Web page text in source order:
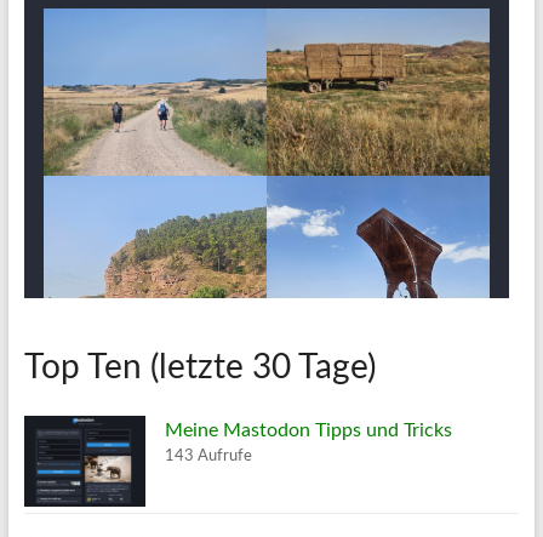
Top Ten (letzte 30 Tage)
Meine Mastodon Tipps und Tricks
143 Aufrufe